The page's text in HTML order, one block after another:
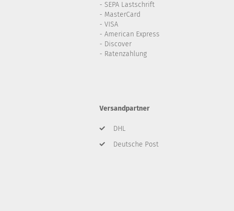
- SEPA Lastschrift
- MasterCard
- VISA
- American Express
- Discover
- Ratenzahlung
Versandpartner
DHL
Deutsche Post